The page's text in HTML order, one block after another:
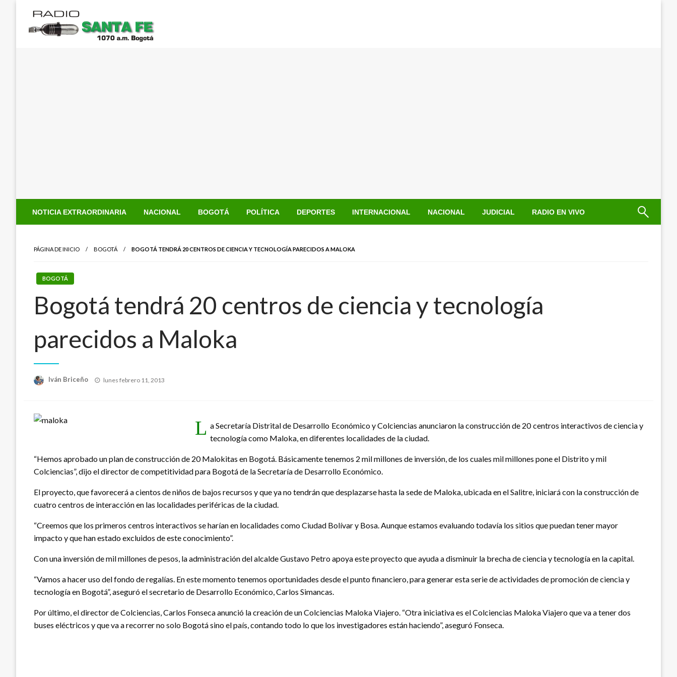
contenido
NOTICIA EXTRAORDINARIA NACIONAL BOGOTÁ POLÍTICA DEPORTES INTERNACIONAL NACIONAL JUDICIAL RADIO EN VIVO
PÁGINA DE INICIO BOGOTÁ BOGOTÁ TENDRÁ 20 CENTROS DE CIENCIA Y TECNOLOGÍA PARECIDOS A MALOKA
BOGOTÁ
Bogotá tendrá 20 centros de ciencia y tecnología
parecidos a Maloka
Iván Briceño
Publicado
lunes febrero 11, 2013
L a Secretaría Distrital de Desarrollo Económico y Colciencias anunciaron la construcción de 20 centros interactivos de ciencia y
tecnología como Maloka, en diferentes localidades de la ciudad.
“Hemos aprobado un plan de construcción de 20 Malokitas en Bogotá. Básicamente tenemos 2 mil millones de inversión, de los cuales mil millones pone el Distrito y mil
Colciencias”, dijo el director de competitividad para Bogotá de la Secretaría de Desarrollo Económico.
El proyecto, que favorecerá a cientos de niños de bajos recursos y que ya no tendrán que desplazarse hasta la sede de Maloka, ubicada en el Salitre, iniciará con la construcción de
cuatro centros de interacción en las localidades periféricas de la ciudad.
“Creemos que los primeros centros interactivos se harían en localidades como Ciudad Bolívar y Bosa. Aunque estamos evaluando todavía los sitios que puedan tener mayor
impacto y que han estado excluidos de este conocimiento”.
Con una inversión de mil millones de pesos, la administración del alcalde Gustavo Petro apoya este proyecto que ayuda a disminuir la brecha de ciencia y tecnología en la capital.
“Vamos a hacer uso del fondo de regalías. En este momento tenemos oportunidades desde el punto financiero, para generar esta serie de actividades de promoción de ciencia y
tecnología en Bogotá”, aseguró el secretario de Desarrollo Económico, Carlos Simancas.
Por último, el director de Colciencias, Carlos Fonseca anunció la creación de un Colciencias Maloka Viajero. “Otra iniciativa es el Colciencias Maloka Viajero que va a tener dos
buses eléctricos y que va a recorrer no solo Bogotá sino el país, contando todo lo que los investigadores están haciendo”, aseguró Fonseca.